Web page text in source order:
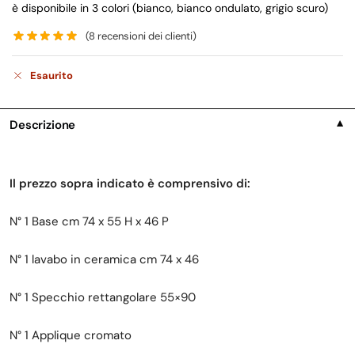
è disponibile in 3 colori (bianco, bianco ondulato, grigio scuro)
(8 recensioni dei clienti)
Esaurito
Descrizione ▼
Il prezzo sopra indicato è comprensivo di:
N° 1 Base cm 74 x 55 H x 46 P
N° 1 lavabo in ceramica cm 74 x 46
N° 1 Specchio rettangolare 55×90
N° 1 Applique cromato